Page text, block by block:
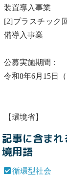
装置導入事業
[2]プラスチック
備導入事業
公募実施期間：
令和8年6月15日
【環境省】
記事に含まれ
境用語
循環型社会